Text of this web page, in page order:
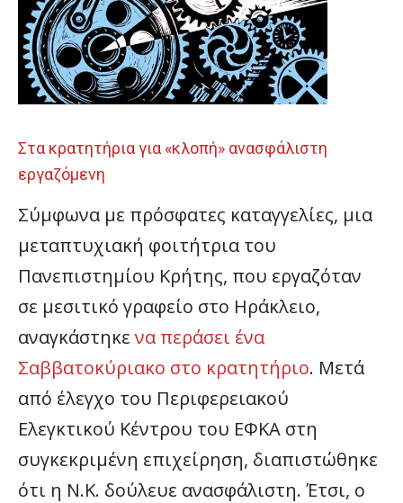
Στα κρατητήρια για «κλοπή» ανασφάλιστη
εργαζόμενη
Σύμφωνα με πρόσφατες καταγγελίες, μια
μεταπτυχιακή φοιτήτρια του
Πανεπιστημίου Κρήτης, που εργαζόταν
σε μεσιτικό γραφείο στο Ηράκλειο,
αναγκάστηκενα περάσει ένα
Σαββατοκύριακο στο κρατητήριο. Μετά
από έλεγχο του Περιφερειακού
Ελεγκτικού Κέντρου του ΕΦΚΑ στη
συγκεκριμένη επιχείρηση, διαπιστώθηκε
ότι η Ν.Κ. δούλευε ανασφάλιστη. Έτσι, ο